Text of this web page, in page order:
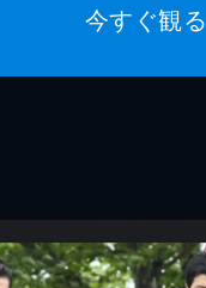
今すぐ観る